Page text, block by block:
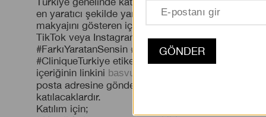
en yaratıcı şekilde yansıtarak yarattığı
makyajını gösteren içerik hazırlayıp,
TikTok veya Instagram’da
#FarkıYaratanSensin #BlackHoney
#CliniqueTurkiye etiketleriyle paylaştığı bu
içeriğinin linkini basvuru@jellybon.com
posta adresine göndererek yarışmaya
katılacaklardır.
Katılım için;